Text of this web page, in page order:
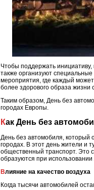
Чтобы поддержать
также организуют
мероприятия, где каждый может
более здорового образа жизни
Таким образом, День без
городах Европы.
Как День без
День без автомобиля, который
городах. В этот день жители и
общественный транспорт. Это
образуются при
Влияние на качество воздуха
Когда тысячи автомобилей